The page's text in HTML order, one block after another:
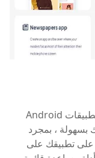
هو أحد أفضل مواقع إنشاء تطبيقات Android
بسهولة ، بمجرد
على تطبيقك على